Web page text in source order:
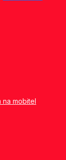
na mobitel